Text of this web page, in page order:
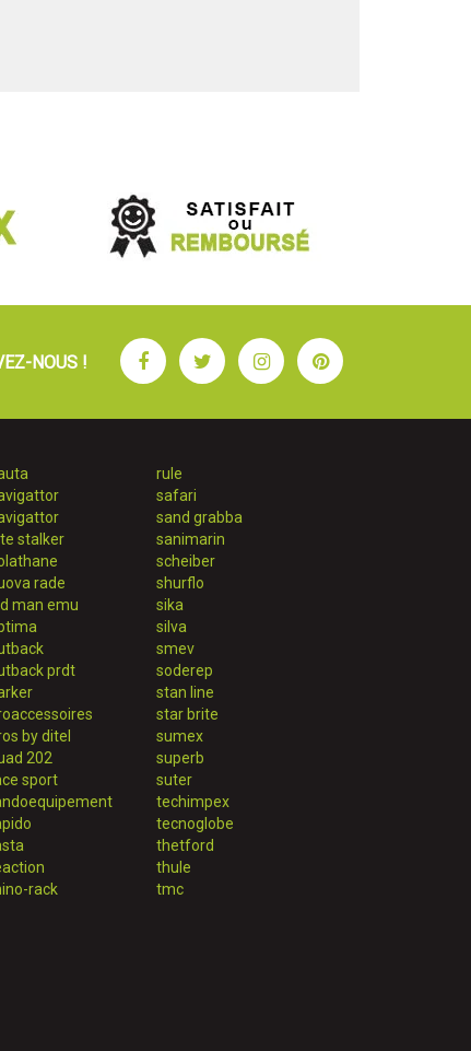
NOUS ! FacebookTwitterInstagramPinterest
stalker
rade
man emu
prdt
by ditel
202
sport
rack
rule
safari
sand grabba
sanimarin
scheiber
shurflo
sika
silva
smev
soderep
stan line
star brite
sumex
superb
suter
techimpex
tecnoglobe
thetford
thule
tmc